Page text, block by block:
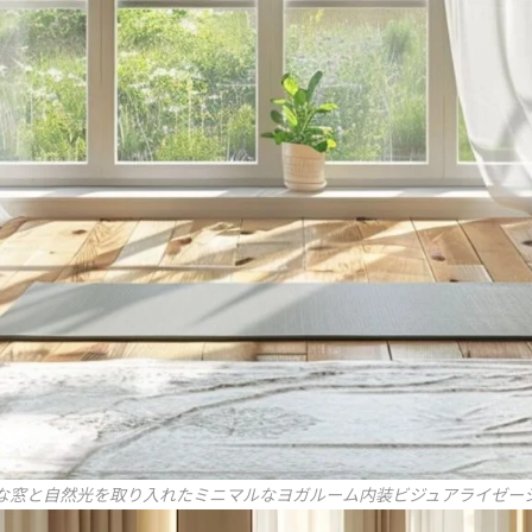
窓と自然光を取り入れたミニマルなヨガルーム内装ビジュアライゼー